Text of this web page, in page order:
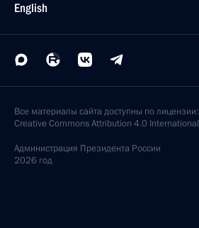
English
Все материалы сайта доступны по лицензии:
Creative Commons Attribution 4.0 International
Администрация Президента России
2026 год